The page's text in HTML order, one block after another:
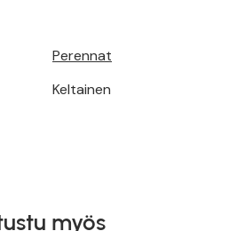
Perennat
Keltainen
myös